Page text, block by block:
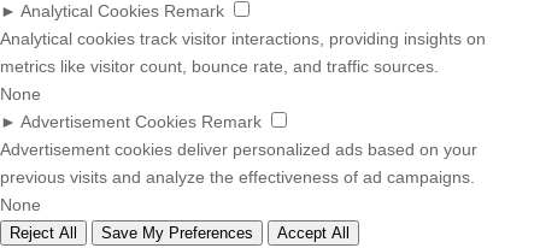
► Analytical Cookies Remark
Analytical cookies track visitor interactions, providing insights on
metrics like visitor count, bounce rate, and traffic sources.
None
► Advertisement Cookies Remark
Advertisement cookies deliver personalized ads based on your
previous visits and analyze the effectiveness of ad campaigns.
None
Reject All Save My Preferences Accept All